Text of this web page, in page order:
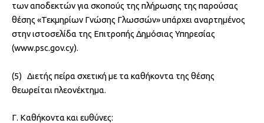
των αποδεκτών για σκοπούς της πλήρωσης της παρούσας
θέσης «Τεκμηρίων Γνώσης Γλωσσών» υπάρχει αναρτημένος
στην ιστοσελίδα της Επιτροπής Δημόσιας Υπηρεσίας
(www.psc.gov.cy).
(5) Διετής πείρα σχετική με τα καθήκοντα της θέσης
θεωρείται πλεονέκτημα.
Γ. Καθήκοντα και ευθύνες: